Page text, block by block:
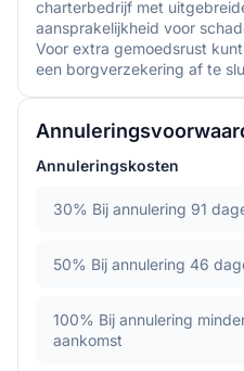
charterbedrijf met
aansprakelijkheid voor
Voor extra gemoedsrust
een borgverzekering af te
Annuleringskosten
30% Bij annulering 91
50% Bij annulering 46
100% Bij annulering
aankomst